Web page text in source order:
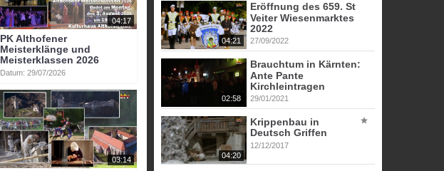
04:17
PK Althofener
Meisterklänge und
Meisterklassen 2026
Datum: 29/07/2026
03:14
04:21
Eröffnung des 659. St
Veiter Wiesenmarktes
2022
27/09/2022
02:58
Brauchtum in Kärnten:
Ante Pante
Kirchleintragen
29/01/2021
04:20
Krippenbau in
Deutsch Griffen
12/12/2017